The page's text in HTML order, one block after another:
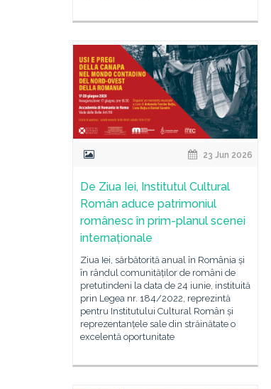
23 Jun 2026
De Ziua Iei, Institutul Cultural
Român aduce patrimoniul
românesc în prim-planul scenei
internaționale
Ziua Iei, sărbătorită anual în România și
în rândul comunităților de români de
pretutindeni la data de 24 iunie, instituită
prin Legea nr. 184/2022, reprezintă
pentru Institutului Cultural Român și
reprezentanțele sale din străinătate o
excelentă oportunitate